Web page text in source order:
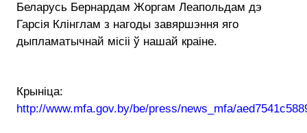
Беларусь Бернардам Жоргам Леапольдам дэ
Гарсія Клінглам з нагоды завяршэння яго
дыпламатычнай місіі ў нашай краіне.
Крыніца:
http://www.mfa.gov.by/be/press/news_mfa/